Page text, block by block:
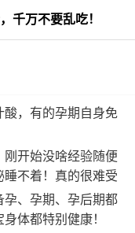
千万不要乱吃！
酸，有的孕期自身免
开始没啥经验随便
不着！真的很难受
孕、孕期、孕后期都
体都特别健康！